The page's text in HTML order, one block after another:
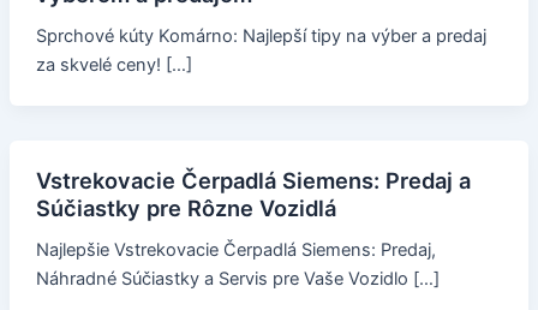
Sprchové kúty Komárno: Najlepší tipy na výber a predaj
za skvelé ceny! […]
Vstrekovacie Čerpadlá Siemens: Predaj a
Súčiastky pre Rôzne Vozidlá
Najlepšie Vstrekovacie Čerpadlá Siemens: Predaj,
Náhradné Súčiastky a Servis pre Vaše Vozidlo […]